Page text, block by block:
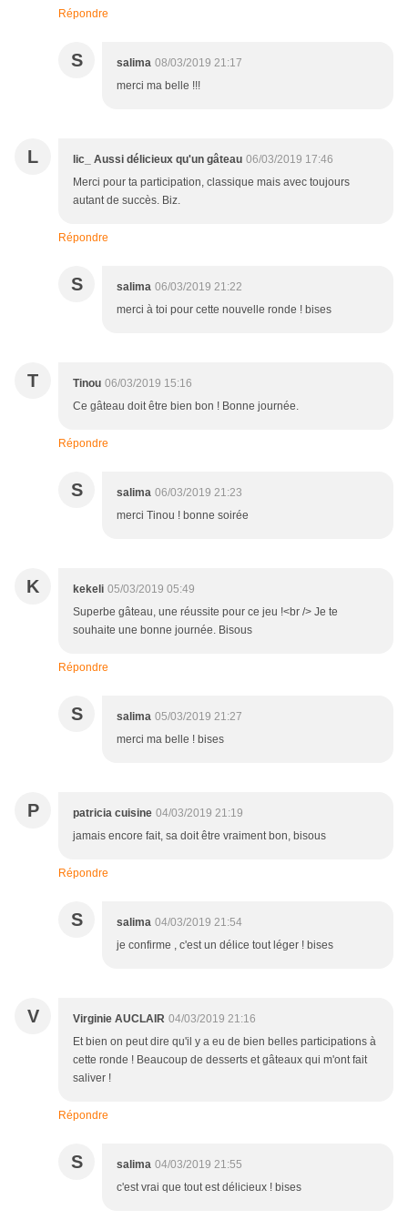
Répondre
S salima 08/03/2019 21:17
merci ma belle !!!
L lic_ Aussi délicieux qu'un gâteau 06/03/2019 17:46
Merci pour ta participation, classique mais avec toujours
autant de succès. Biz.
Répondre
S salima 06/03/2019 21:22
merci à toi pour cette nouvelle ronde ! bises
T Tinou 06/03/2019 15:16
Ce gâteau doit être bien bon ! Bonne journée.
Répondre
S salima 06/03/2019 21:23
merci Tinou ! bonne soirée
K kekeli 05/03/2019 05:49
Superbe gâteau, une réussite pour ce jeu !<br /> Je te
souhaite une bonne journée. Bisous
Répondre
S salima 05/03/2019 21:27
merci ma belle ! bises
P patricia cuisine 04/03/2019 21:19
jamais encore fait, sa doit être vraiment bon, bisous
Répondre
S salima 04/03/2019 21:54
je confirme , c'est un délice tout léger ! bises
V Virginie AUCLAIR 04/03/2019 21:16
Et bien on peut dire qu'il y a eu de bien belles participations à
cette ronde ! Beaucoup de desserts et gâteaux qui m'ont fait
saliver !
Répondre
S salima 04/03/2019 21:55
c'est vrai que tout est délicieux ! bises